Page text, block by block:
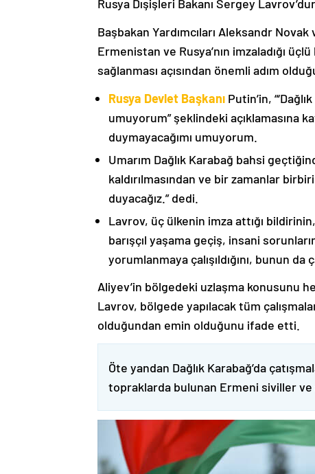
Rusya Dışişleri Bakanı Sergey
Başbakan Yardımcıları Aleksandr
Ermenistan ve Rusya’nın imzaladığı
sağlanması açısından önemli adım
Rusya Devlet Başkanı Putin’in,
umuyorum” şeklindeki açıklamasına
duymayacağımı umuyorum.
Umarım Dağlık Karabağ bahsi
kaldırılmasından ve bir zamanlar
duyacağız.” dedi.
Lavrov, üç ülkenin imza attığı
barışçıl yaşama geçiş, insani
yorumlanmaya çalışıldığını, bunun
Aliyev’in bölgedeki uzlaşma konusunu
Lavrov, bölgede yapılacak tüm
olduğundan emin olduğunu ifade etti.
Öte yandan Dağlık Karabağ’da
topraklarda bulunan Ermeni siviller